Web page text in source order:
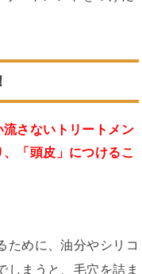
流さないトリートメン
「頭皮」につけるこ
ために、油分やシリコ
しまうと、毛穴を詰ま